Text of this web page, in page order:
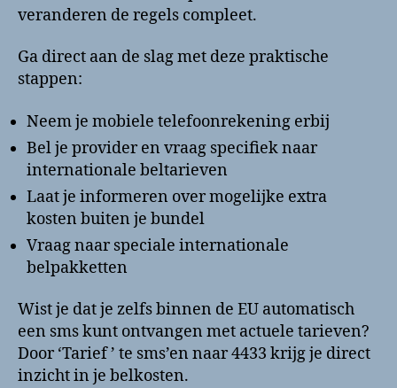
veranderen de regels compleet.
Ga direct aan de slag met deze praktische
stappen:
Neem je mobiele telefoonrekening erbij
Bel je provider en vraag specifiek naar
internationale beltarieven
Laat je informeren over mogelijke extra
kosten buiten je bundel
Vraag naar speciale internationale
belpakketten
Wist je dat je zelfs binnen de EU automatisch
een sms kunt ontvangen met actuele tarieven?
Door ‘Tarief’ te sms’en naar 4433 krijg je direct
inzicht in je belkosten.